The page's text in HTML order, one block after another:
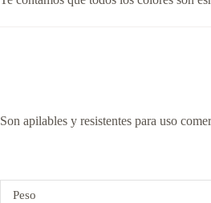
Son apilables y resistentes para uso
Peso